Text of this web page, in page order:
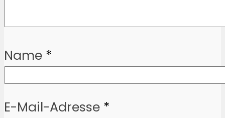
Name *
E-Mail-Adresse *